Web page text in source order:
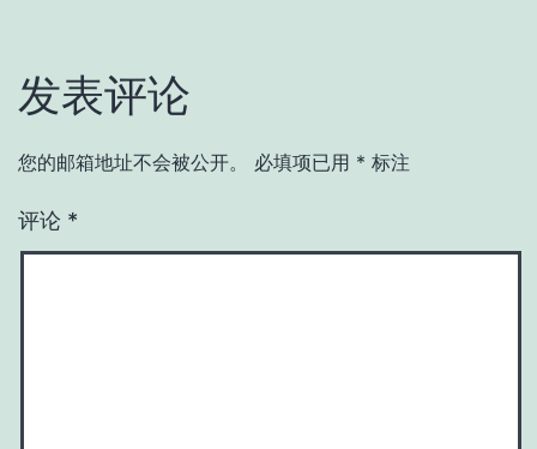
发表评论
您的邮箱地址不会被公开。 必填项已用 * 标注
评论 *